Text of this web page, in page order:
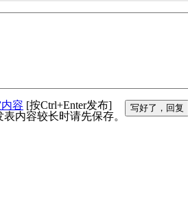
写好了，回复
容 [按Ctrl+Enter发布]
内容较长时请先保存。